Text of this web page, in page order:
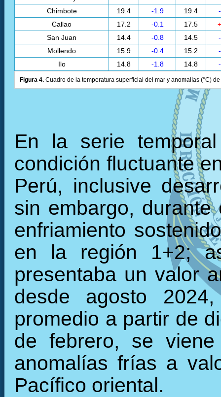
Chimbote
19.4 -1.9 19.4
Callao
17.2 -0.1 17.5
San Juan
14.4 -0.8 14.5
Mollendo
15.9 -0.4 15.2
Ilo
14.8 -1.8 14.8
Figura 4. Cuadro de la temperatura superficial del mar y anomalías (°C)
En la serie
condición fluctuante
Perú, inclusive
sin embargo,
enfriamiento
en la región 1+2;
presentaba un valor
desde agosto
promedio a partir de
de febrero, se
anomalías frías a
Pacífico oriental.